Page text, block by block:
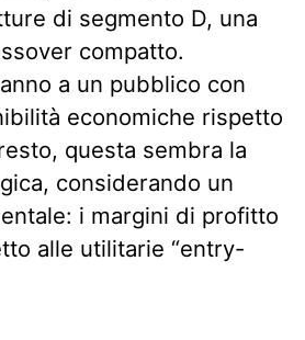
di segmento D, una
compatto.
a un pubblico con
economiche rispetto
questa sembra la
considerando un
i margini di profitto
alle utilitarie “entry-